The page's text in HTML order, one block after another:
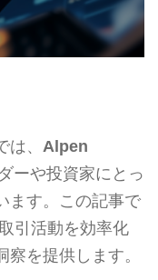
、 Alpen
ーや投資家にとっ
ます。この記事で
引活動を効率化
を提供します。